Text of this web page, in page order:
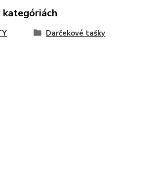
kategóriách
Darčekové tašky